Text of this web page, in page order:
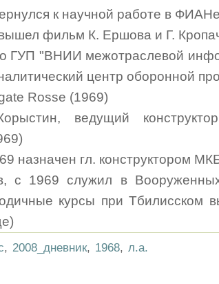
к научной работе в ФИАНе
фильм К. Ершова и Г.
ГУП "ВНИИ межотраслевой
центр оборонной
Rosse (1969)
ведущий конструктор
назначен гл. конструктором
с 1969 служил в
курсы при Тбилисском
, 2008_дневник, 1968, л.а.